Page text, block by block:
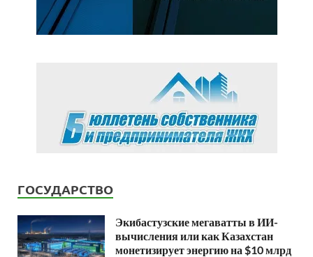
ГОСУДАРСТВО
Экибастузские мегаватты в ИИ-
вычисления или как Казахстан
монетизирует энергию на $10 млрд